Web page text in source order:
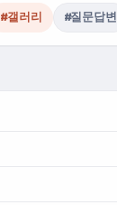
#갤러리 #질문답변